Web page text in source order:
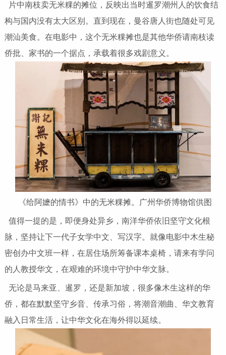
片中南枝卖无米粿的摊位，反映出当时暹罗潮州人的饮食结
构与国内没有太大区别。直到现在，曼谷唐人街也随处可见
潮汕美食。在电影中，这个无米粿摊也是其他华侨请南枝读
侨批、家书的一个据点，承载着很多戏剧意义。
《给阿嬷的情书》中的无米粿摊。广州华侨博物馆供图
值得一提的是，即便身处异乡，南洋华侨依旧坚守文化根
脉，坚持让下一代子女学中文、写汉字。就像电影中木生秘
密创办中文班一样，在居住场所筹备课本桌椅，请来有学问
的人教授华文，在艰难的环境中守护中华文脉。
无论是马来亚、暹罗，还是新加坡，很多像木生这样的华
侨，都在默默坚守乡音、传承习俗，将潮音潮曲、华文教育
融入日常生活，让中华文化在海外得以延续。